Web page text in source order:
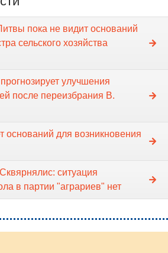
пока не видит оснований
сельского хозяйства
улучшения
после переизбрания В.
оснований для возникновения
ситуация
в партии "аграриев" нет